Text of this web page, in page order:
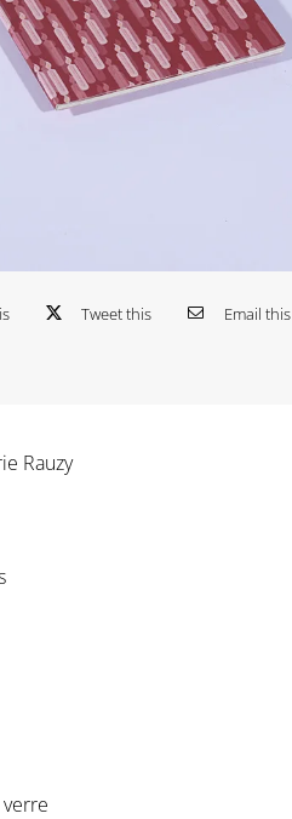
Tweet this Email this
Rauzy